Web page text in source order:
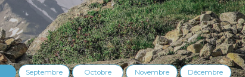
Septembre Octobre Novembre Décembre